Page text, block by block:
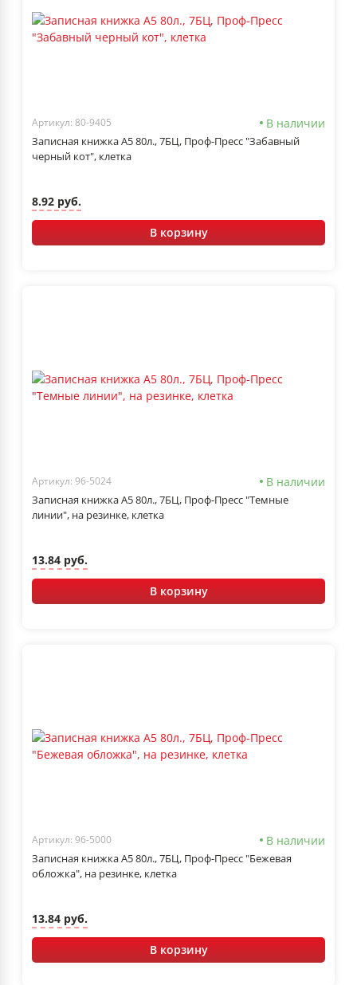
Артикул: 80-9405 В наличии
Записная книжка А5 80л., 7БЦ, Проф-Пресс "Забавный
черный кот", клетка
8.92 руб.
В корзину
Артикул: 96-5024 В наличии
Записная книжка А5 80л., 7БЦ, Проф-Пресс "Темные
линии", на резинке, клетка
13.84 руб.
В корзину
Артикул: 96-5000 В наличии
Записная книжка А5 80л., 7БЦ, Проф-Пресс "Бежевая
обложка", на резинке, клетка
13.84 руб.
В корзину